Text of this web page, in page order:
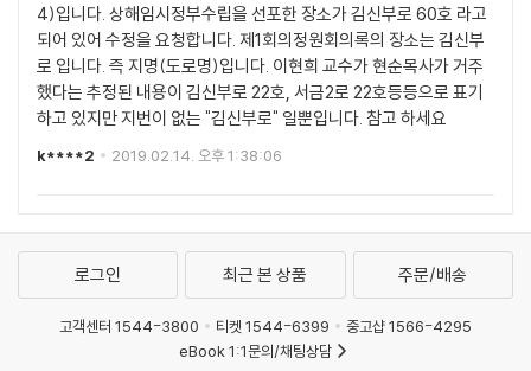
4)입니다. 상해임시정부수립을 선포한 장소가 김신부로 60호 라고
되어 있어 수정을 요청합니다. 제1회의정원회의록의 장소는 김신부
로 입니다. 즉 지명(도로명)입니다. 이현희 교수가 현순목사가 거주
했다는 추정된 내용이 김신부로 22호, 서금2로 22호등등으로 표기
하고 있지만 지번이 없는 "김신부로" 일뿐입니다. 참고 하세요
k****2 2019.02.14. 오후 1:38:06
로그인 최근 본 상품 주문/배송
고객센터 1544-3800 티켓 1544-6399
중고샵 1566-4295
eBook 1:1문의/채팅상담